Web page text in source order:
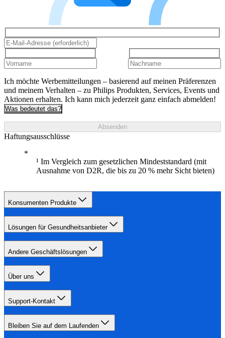
Ich möchte Werbemitteilungen – basierend auf meinen Präferenzen
und meinem Verhalten – zu Philips Produkten, Services, Events und
Aktionen erhalten. Ich kann mich jederzeit ganz einfach abmelden!
Was bedeutet das?
Absenden
Haftungsausschlüsse
¹ Im Vergleich zum gesetzlichen Mindeststandard (mit
Ausnahme von D2R, die bis zu 20 % mehr Sicht bieten)
Konsumenten Produkte
Lösungen für Gesundheitsanbieter
Andere Geschäftslösungen
Über uns
Support-Kontakt
Bleiben Sie auf dem Laufenden